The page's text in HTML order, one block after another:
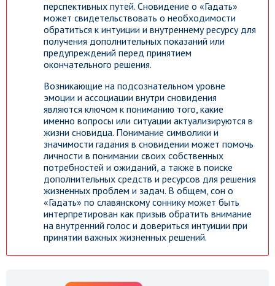
перспективных путей. Сновидение о «Гадать»
может свидетельствовать о необходимости
обратиться к интуиции и внутреннему ресурсу для
получения дополнительных показаний или
предупреждений перед принятием
окончательного решения.
Возникающие на подсознательном уровне
эмоции и ассоциации внутри сновидения
являются ключом к пониманию того, какие
именно вопросы или ситуации актуализируются в
жизни сновидца. Понимание символики и
значимости гадания в сновидении может помочь
личности в понимании своих собственных
потребностей и ожиданий, а также в поиске
дополнительных средств и ресурсов для решения
жизненных проблем и задач. В общем, сон о
«Гадать» по славянскому соннику может быть
интерпретирован как призыв обратить внимание
на внутренний голос и довериться интуиции при
принятии важных жизненных решений.